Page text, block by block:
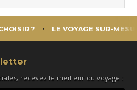
? LE VOYAGE SUR-
recevez le meilleur du voyage :